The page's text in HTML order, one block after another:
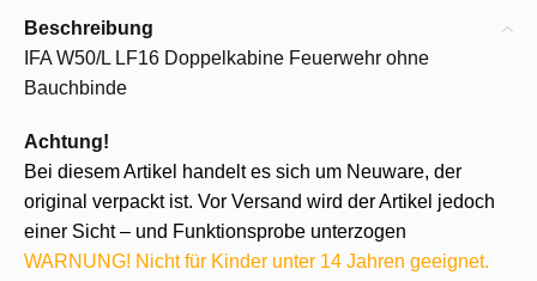
Beschreibung
IFA W50/L LF16 Doppelkabine Feuerwehr ohne
Bauchbinde
Achtung!
Bei diesem Artikel handelt es sich um Neuware, der
original verpackt ist. Vor Versand wird der Artikel jedoch
einer Sicht – und Funktionsprobe unterzogen
WARNUNG! Nicht für Kinder unter 14 Jahren geeignet.